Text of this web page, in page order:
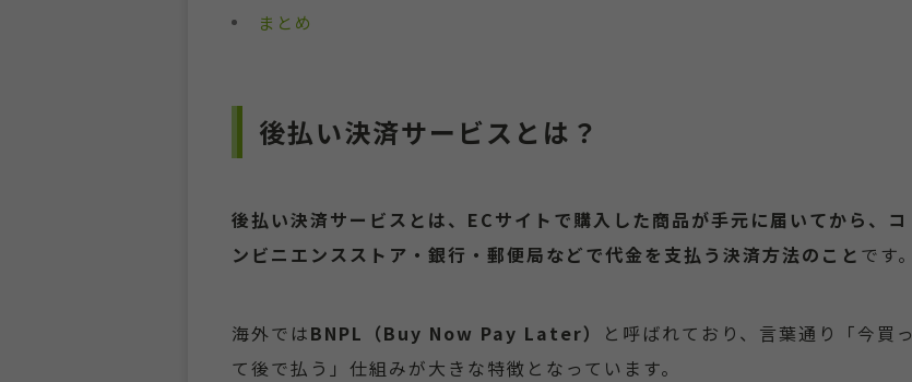
まとめ
後払い決済サービスとは？
後払い決済サービスとは、ECサイトで購入した商品が手元に届いてから、コ
ンビニエンスストア・銀行・郵便局などで代金を支払う決済方法のこと です。
海外ではBNPL（Buy Now Pay Later）
と呼ばれており、言葉通り「今買っ
て後で払う」仕組みが大きな特徴となっています。